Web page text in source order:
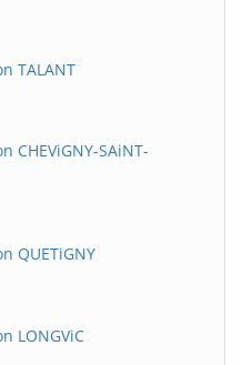
TALANT
CHEViGNY-SAiNT-
QUETiGNY
LONGViC